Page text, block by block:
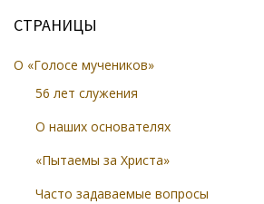
СТРАНИЦЫ
О «Голосе мучеников»
56 лет служения
О наших основателях
«Пытаемы за Христа»
Часто задаваемые вопросы